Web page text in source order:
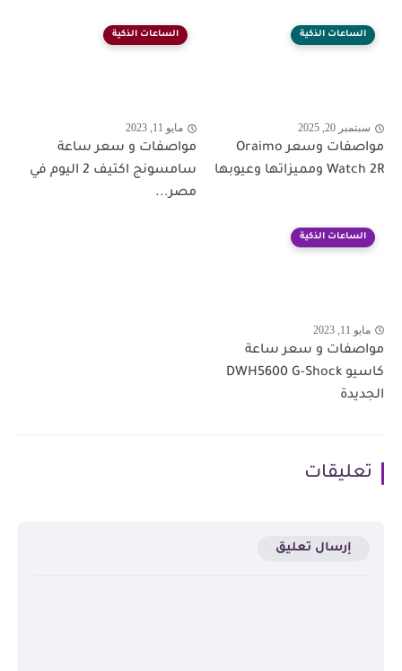
الساعات الذكية
سبتمبر 20, 2025
مواصفات وسعر Oraimo
Watch 2R ومميزاتها وعيوبها
الساعات الذكية
مايو 11, 2023
مواصفات و سعر ساعة
سامسونج اكتيف 2 اليوم في
مصر...
الساعات الذكية
مايو 11, 2023
مواصفات و سعر ساعة
كاسيو DWH5600 G-Shock
الجديدة
تعليقات
إرسال تعليق